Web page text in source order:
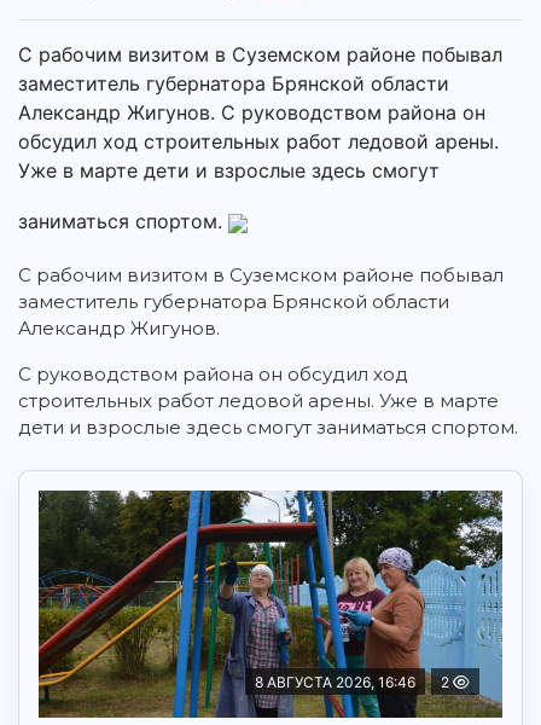
С рабочим визитом в Суземском районе побывал
заместитель губернатора Брянской области
Александр Жигунов. С руководством района он
обсудил ход строительных работ ледовой арены.
Уже в марте дети и взрослые здесь смогут
заниматься спортом.
С рабочим визитом в Суземском районе побывал
заместитель губернатора Брянской области
Александр Жигунов.
С руководством района он обсудил ход
строительных работ ледовой арены. Уже в марте
дети и взрослые здесь смогут заниматься спортом.
8 АВГУСТА 2026, 16:46 2